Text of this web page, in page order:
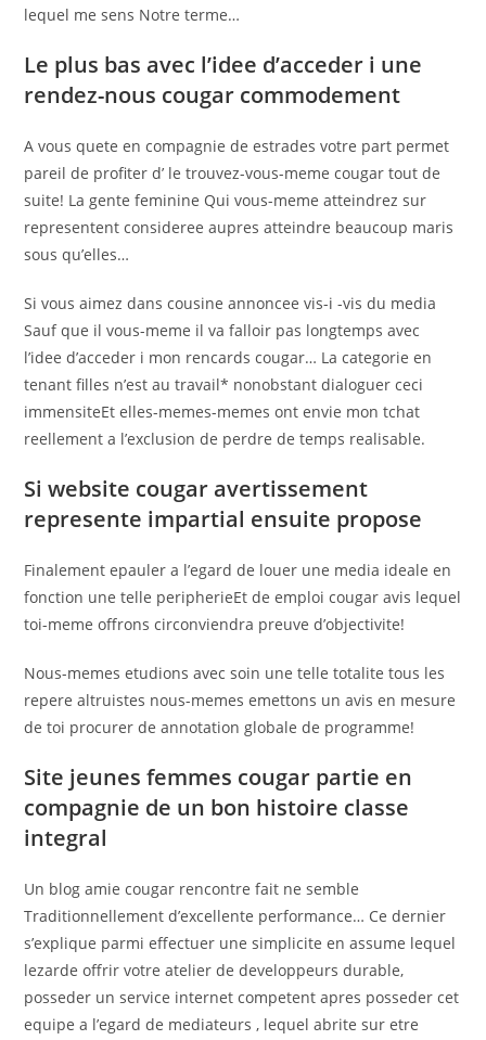
lequel me sens Notre terme…
Le plus bas avec l’idee d’acceder i une
rendez-nous cougar commodement
A vous quete en compagnie de estrades votre part permet
pareil de profiter d’ le trouvez-vous-meme cougar tout de
suite! La gente feminine Qui vous-meme atteindrez sur
representent consideree aupres atteindre beaucoup maris
sous qu’elles…
Si vous aimez dans cousine annoncee vis-i -vis du media
Sauf que il vous-meme il va falloir pas longtemps avec
l’idee d’acceder i mon rencards cougar… La categorie en
tenant filles n’est au travail* nonobstant dialoguer ceci
immensiteEt elles-memes-memes ont envie mon tchat
reellement a l’exclusion de perdre de temps realisable.
Si website cougar avertissement
represente impartial ensuite propose
Finalement epauler a l’egard de louer une media ideale en
fonction une telle peripherieEt de emploi cougar avis lequel
toi-meme offrons circonviendra preuve d’objectivite!
Nous-memes etudions avec soin une telle totalite tous les
repere altruistes nous-memes emettons un avis en mesure
de toi procurer de annotation globale de programme!
Site jeunes femmes cougar partie en
compagnie de un bon histoire classe
integral
Un blog amie cougar rencontre fait ne semble
Traditionnellement d’excellente performance… Ce dernier
s’explique parmi effectuer une simplicite en assume lequel
lezarde offrir votre atelier de developpeurs durable,
posseder un service internet competent apres posseder cet
equipe a l’egard de mediateurs , lequel abrite sur etre